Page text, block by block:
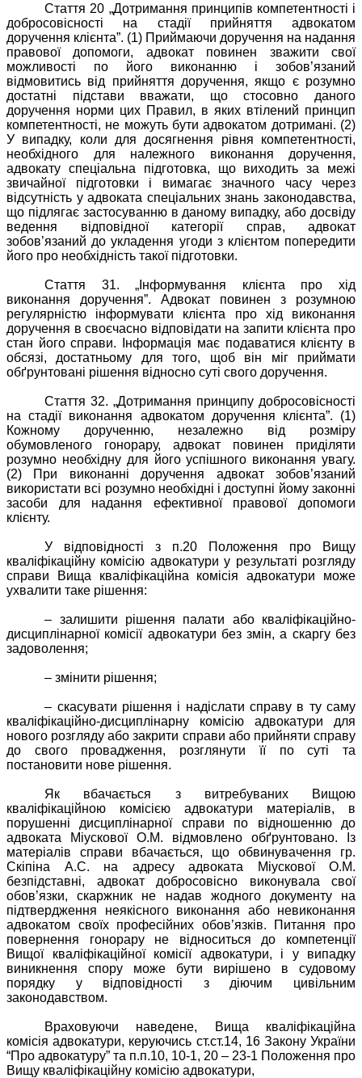
Стаття 20 „Дотримання принципів компетентності і
добросовісності на стадії прийняття адвокатом
доручення клієнта”. (1) Приймаючи доручення на надання
правової допомоги, адвокат повинен зважити свої
можливості по його виконанню і зобов’язаний
відмовитись від прийняття доручення, якщо є розумно
достатні підстави вважати, що стосовно даного
доручення норми цих Правил, в яких втілений принцип
компетентності, не можуть бути адвокатом дотримані. (2)
У випадку, коли для досягнення рівня компетентності,
необхідного для належного виконання доручення,
адвокату спеціальна підготовка, що виходить за межі
звичайної підготовки і вимагає значного часу через
відсутність у адвоката спеціальних знань законодавства,
що підлягає застосуванню в даному випадку, або досвіду
ведення відповідної категорії справ, адвокат
зобов’язаний до укладення угоди з клієнтом попередити
його про необхідність такої підготовки.
Стаття 31. „Інформування клієнта про хід
виконання доручення”. Адвокат повинен з розумною
регулярністю інформувати клієнта про хід виконання
доручення в своєчасно відповідати на запити клієнта про
стан його справи. Інформація має подаватися клієнту в
обсязі, достатньому для того, щоб він міг приймати
обґрунтовані рішення відносно суті свого доручення.
Стаття 32. „Дотримання принципу добросовісності
на стадії виконання адвокатом доручення клієнта”. (1)
Кожному дорученню, незалежно від розміру
обумовленого гонорару, адвокат повинен приділяти
розумно необхідну для його успішного виконання увагу.
(2) При виконанні доручення адвокат зобов’язаний
використати всі розумно необхідні і доступні йому законні
засоби для надання ефективної правової допомоги
клієнту.
У відповідності з п.20 Положення про Вищу
кваліфікаційну комісію адвокатури у результаті розгляду
справи Вища кваліфікаційна комісія адвокатури може
ухвалити таке рішення:
– залишити рішення палати або кваліфікаційно-
дисциплінарної комісії адвокатури без змін, а скаргу без
задоволення;
– змінити рішення;
– скасувати рішення і надіслати справу в ту саму
кваліфікаційно-дисциплінарну комісію адвокатури для
нового розгляду або закрити справи або прийняти справу
до свого провадження, розглянути її по суті та
постановити нове рішення.
Як вбачається з витребуваних Вищою
кваліфікаційною комісією адвокатури матеріалів, в
порушенні дисциплінарної справи по відношенню до
адвоката Міускової О.М. відмовлено обґрунтовано. Із
матеріалів справи вбачається, що обвинувачення гр.
Скіпіна А.С. на адресу адвоката Міускової О.М.
безпідставні, адвокат добросовісно виконувала свої
обов’язки, скаржник не надав жодного документу на
підтвердження неякісного виконання або невиконання
адвокатом своїх професійних обов’язків. Питання про
повернення гонорару не відноситься до компетенції
Вищої кваліфікаційної комісії адвокатури, і у випадку
виникнення спору може бути вирішено в судовому
порядку у відповідності з діючим цивільним
законодавством.
Враховуючи наведене, Вища кваліфікаційна
комісія адвокатури, керуючись ст.ст.14, 16 Закону України
“Про адвокатуру” та п.п.10, 10-1, 20 – 23-1 Положення про
Вищу кваліфікаційну комісію адвокатури,